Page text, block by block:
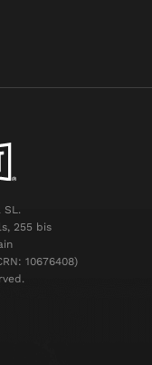
SL.
255 bis
10676408)